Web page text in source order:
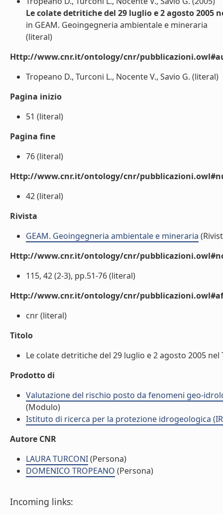
Le colate detritiche del 29 luglio e 2 agosto 2005
in GEAM. Geoingegneria ambientale e mineraria
(literal)
Http://www.cnr.it/ontology/cnr/
Tropeano D., Turconi L., Nocente V., Savio G. (literal)
Pagina inizio
51 (literal)
Pagina fine
76 (literal)
Http://www.cnr.it/ontology/cnr/
42 (literal)
Rivista
GEAM. Geoingegneria ambientale e mineraria
Http://www.cnr.it/ontology/cnr/
115, 42 (2-3), pp.51-76 (literal)
Http://www.cnr.it/ontology/cnr/
cnr (literal)
Titolo
Le colate detritiche del 29 luglio e 2 agosto 2005
Prodotto di
Valutazione del rischio posto da fenomeni geo-
(Modulo)
Istituto di ricerca per la protezione idrogeologica
Autore CNR
LAURA TURCONI(Persona)
DOMENICO TROPEANO (Persona)
Incoming links: